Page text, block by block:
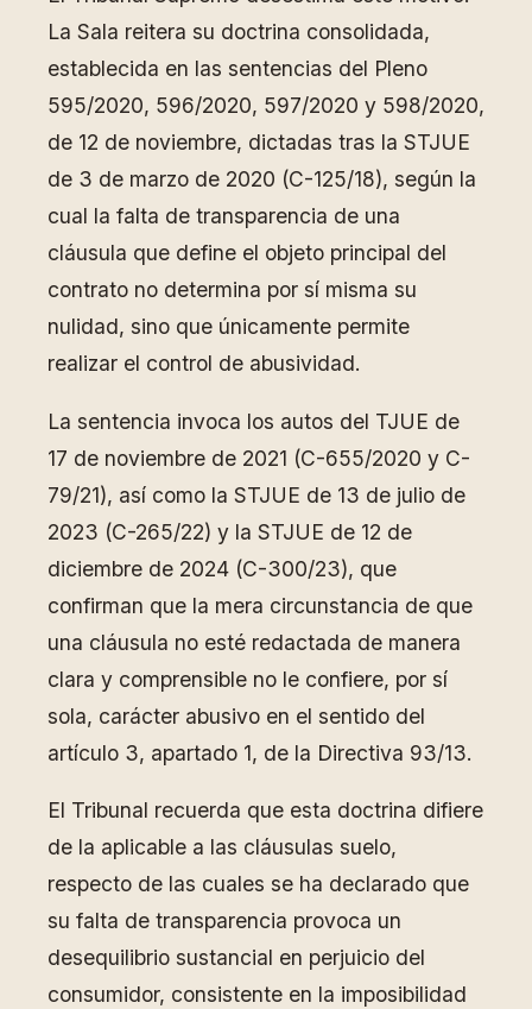
La Sala reitera su doctrina consolidada,
establecida en las sentencias del Pleno
595/2020, 596/2020, 597/2020 y 598/2020,
de 12 de noviembre, dictadas tras la STJUE
de 3 de marzo de 2020 (C-125/18), según la
cual la falta de transparencia de una
cláusula que define el objeto principal del
contrato no determina por sí misma su
nulidad, sino que únicamente permite
realizar el control de abusividad.
La sentencia invoca los autos del TJUE de
17 de noviembre de 2021 (C-655/2020 y C-
79/21), así como la STJUE de 13 de julio de
2023 (C-265/22) y la STJUE de 12 de
diciembre de 2024 (C-300/23), que
confirman que la mera circunstancia de que
una cláusula no esté redactada de manera
clara y comprensible no le confiere, por sí
sola, carácter abusivo en el sentido del
artículo 3, apartado 1, de la Directiva 93/13.
El Tribunal recuerda que esta doctrina difiere
de la aplicable a las cláusulas suelo,
respecto de las cuales se ha declarado que
su falta de transparencia provoca un
desequilibrio sustancial en perjuicio del
consumidor, consistente en la imposibilidad